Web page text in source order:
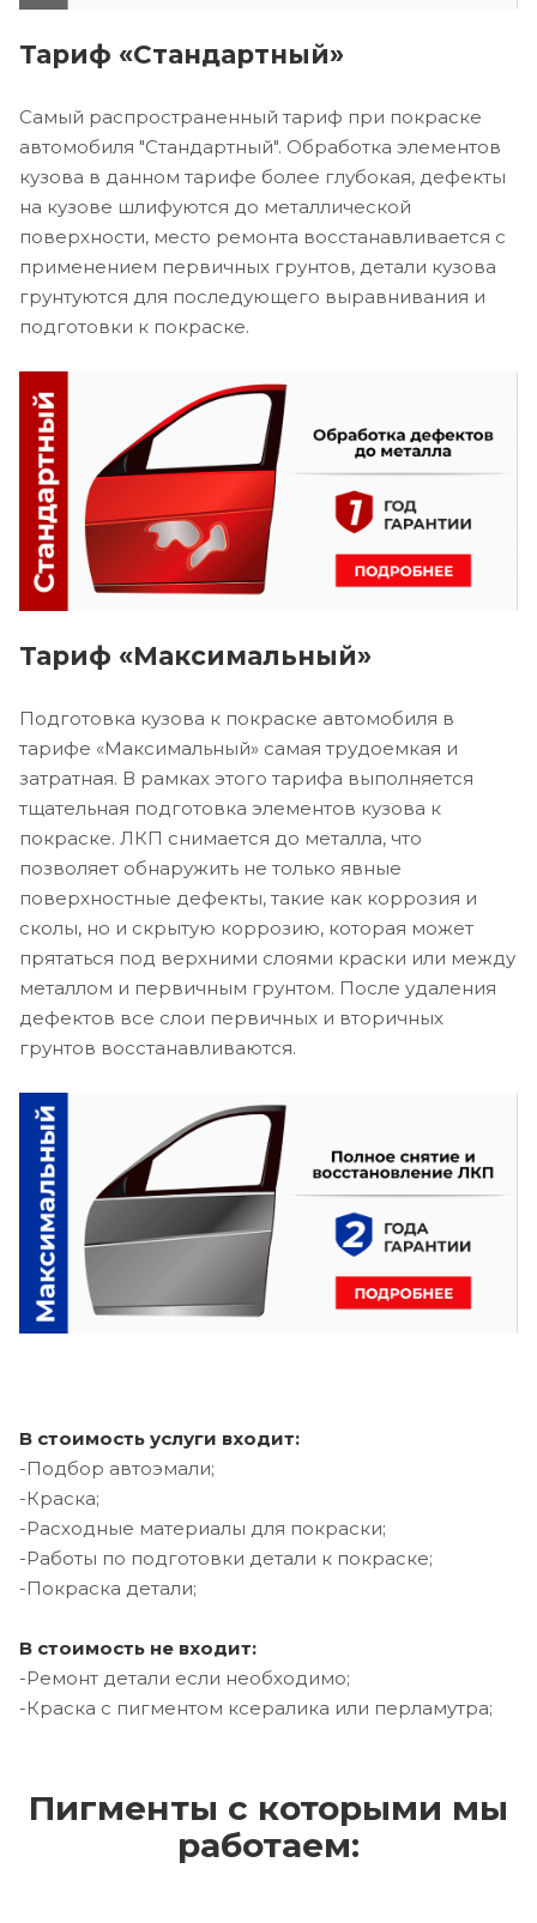
Тариф «Стандартный»
Самый распространенный тариф при покраске
автомобиля "Стандартный". Обработка элементов
кузова в данном тарифе более глубокая, дефекты
на кузове шлифуются до металлической
поверхности, место ремонта восстанавливается с
применением первичных грунтов, детали кузова
грунтуются для последующего выравнивания и
подготовки к покраске.
Тариф «Максимальный»
Подготовка кузова к покраске автомобиля в
тарифе «Максимальный» самая трудоемкая и
затратная. В рамках этого тарифа выполняется
тщательная подготовка элементов кузова к
покраске. ЛКП снимается до металла, что
позволяет обнаружить не только явные
поверхностные дефекты, такие как коррозия и
сколы, но и скрытую коррозию, которая может
прятаться под верхними слоями краски или между
металлом и первичным грунтом. После удаления
дефектов все слои первичных и вторичных
грунтов восстанавливаются.
В стоимость услуги входит:
-Подбор автоэмали;
-Краска;
-Расходные материалы для покраски;
-Работы по подготовки детали к покраске;
-Покраска детали;
В стоимость не входит:
-Ремонт детали если необходимо;
-Краска с пигментом ксералика или перламутра;
Пигменты с которыми мы
работаем: